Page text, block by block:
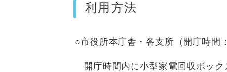
利用方法
○市役所本庁舎・各支所（開庁時間
開庁時間内に小型家電回収ボック